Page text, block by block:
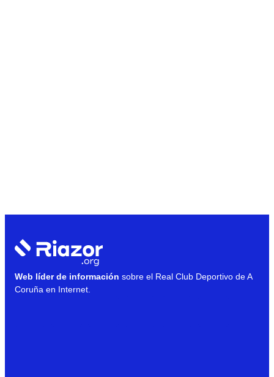
Web líder de información sobre el Real Club Deportivo de A
Coruña en Internet.